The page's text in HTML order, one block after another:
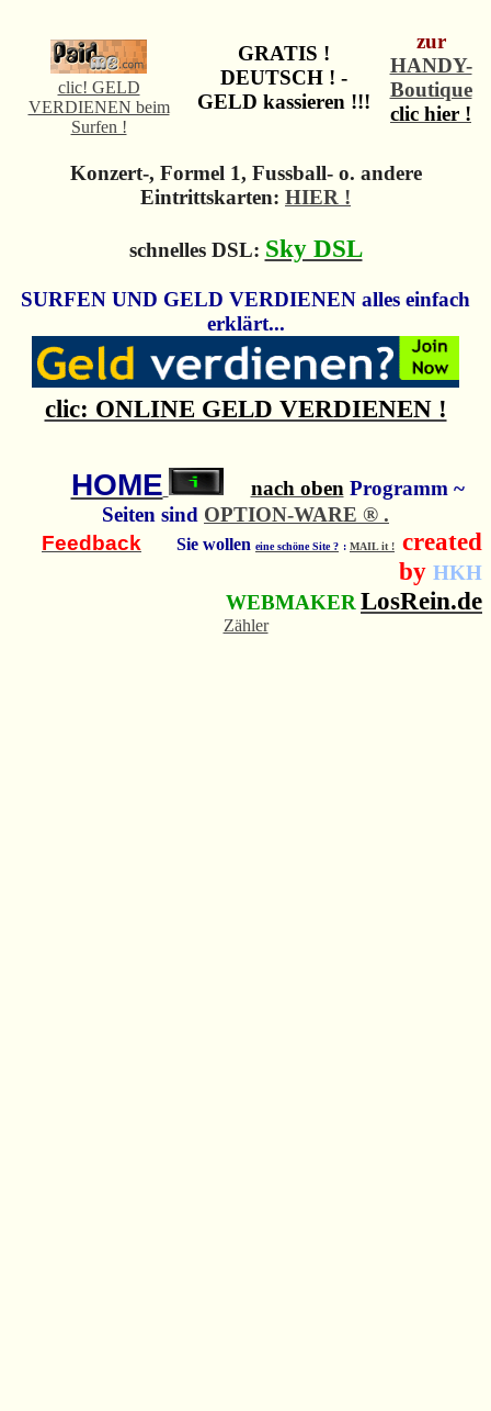
clic! GELD
VERDIENEN beim
Surfen !
GRATIS !
DEUTSCH ! -
GELD kassieren !!!
zur
HANDY-
Boutique
clic hier !
Konzert-, Formel 1, Fussball- o. andere
Eintrittskarten: HIER !
schnelles DSL: Sky DSL
SURFEN UND GELD VERDIENEN alles einfach
erklärt...
clic: ONLINE GELD VERDIENEN !
HOME nach oben Programm ~
Seiten sind OPTION-WARE ® .
Feedback Sie wollen eine schöne Site ? : MAIL it !
created
by HKH
WEBMAKER LosRein.de
Zähler